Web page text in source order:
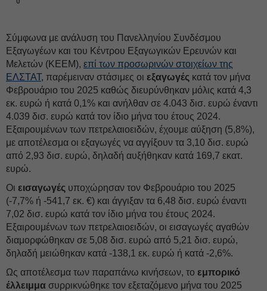
Σύμφωνα με ανάλυση του Πανελληνίου Συνδέσμου
Εξαγωγέων και του Κέντρου Εξαγωγικών Ερευνών και
Μελετών (ΚΕΕΜ), επί των προσωρινών στοιχείων της
ΕΛΣΤΑΤ, παρέμειναν στάσιμες οι εξαγωγές κατά τον μήνα
Φεβρουάριο του 2025 καθώς διευρύνθηκαν μόλις κατά 4,3
εκ. ευρώ ή κατά 0,1% και ανήλθαν σε 4.043 δισ. ευρώ έναντι
4.039 δισ. ευρώ κατά τον ίδιο μήνα του έτους 2024.
Εξαιρουμένων των πετρελαιοειδών, έχουμε αύξηση (5,8%),
με αποτέλεσμα οι εξαγωγές να αγγίξουν τα 3,10 δισ. ευρώ
από 2,93 δισ. ευρώ, δηλαδή αυξήθηκαν κατά 169,7 εκατ.
ευρώ.
Οι εισαγωγές υποχώρησαν τον Φεβρουάριο του 2025
(-7,7% ή -541,7 εκ. €) και άγγιξαν τα 6,48 δισ. ευρώ έναντι
7,02 δισ. ευρώ κατά τον ίδιο μήνα του έτους 2024.
Εξαιρουμένων των πετρελαιοειδών, οι εισαγωγές αγαθών
διαμορφώθηκαν σε 5,08 δισ. ευρώ από 5,21 δισ. ευρώ,
δηλαδή μειώθηκαν κατά -138,1 εκ. ευρώ ή κατά -2,6%.
Ως αποτέλεσμα των παραπάνω κινήσεων, το εμπορικό
έλλειμμα συρρικνώθηκε τον εξεταζόμενο μήνα του 2025